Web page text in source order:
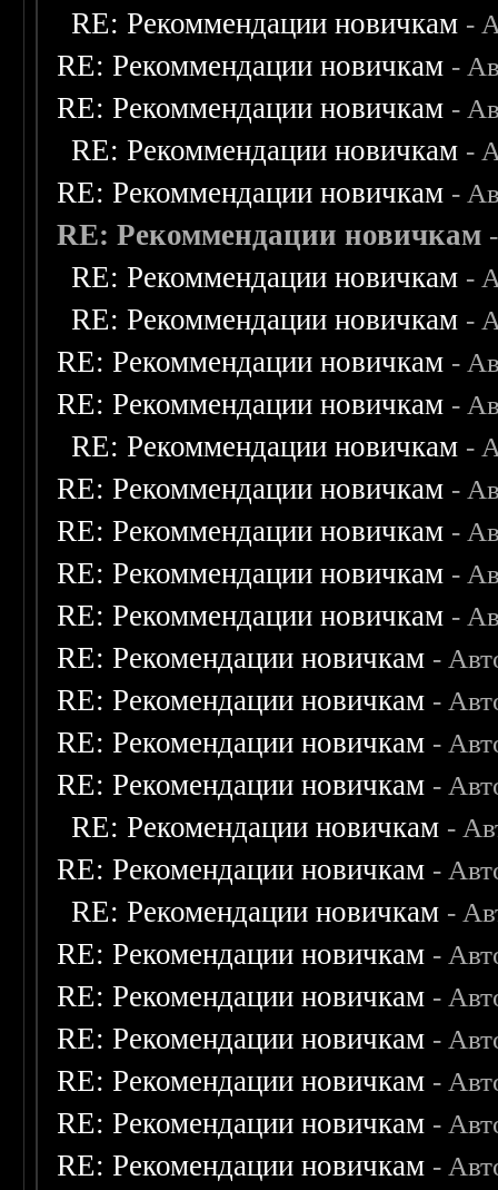
RE: Рекоммендации новичкам -
RE: Рекоммендации новичкам -
RE: Рекоммендации новичкам -
RE: Рекоммендации новичкам -
RE: Рекоммендации новичкам -
RE: Рекоммендации новичкам
RE: Рекоммендации новичкам -
RE: Рекоммендации новичкам -
RE: Рекоммендации новичкам -
RE: Рекоммендации новичкам -
RE: Рекоммендации новичкам -
RE: Рекоммендации новичкам -
RE: Рекоммендации новичкам -
RE: Рекоммендации новичкам -
RE: Рекоммендации новичкам -
RE: Рекомендации новичкам -
RE: Рекомендации новичкам -
RE: Рекомендации новичкам -
RE: Рекомендации новичкам -
RE: Рекомендации новичкам -
RE: Рекомендации новичкам -
RE: Рекомендации новичкам -
RE: Рекомендации новичкам -
RE: Рекомендации новичкам -
RE: Рекомендации новичкам -
RE: Рекомендации новичкам -
RE: Рекомендации новичкам -
RE: Рекомендации новичкам -